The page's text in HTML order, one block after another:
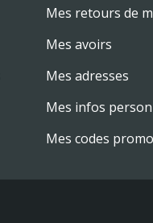
Mes retours de
Mes avoirs
Mes adresses
Mes infos
Mes codes